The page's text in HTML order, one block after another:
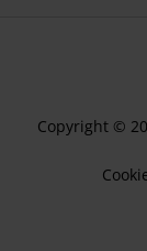
Copyright ©